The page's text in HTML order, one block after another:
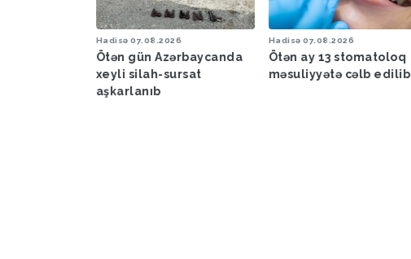
Hadisə 07.08.2026
Ötən gün Azərbaycanda
xeyli silah-sursat
aşkarlanıb
Hadisə 07.08.2026
Ötən ay 13 stomatoloq
məsuliyyətə cəlb edilib